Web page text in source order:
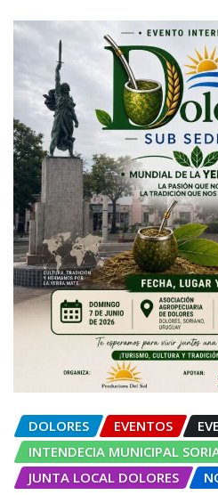
DOLORES EVENTOS
INTENDECIA MUNICIPAL
JUNTA LOCAL DOLORES